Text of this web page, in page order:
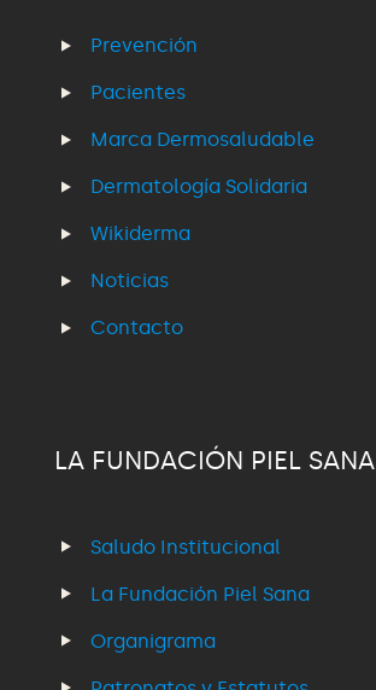
Prevención
Pacientes
Marca Dermosaludable
Dermatología Solidaria
Wikiderma
Noticias
Contacto
LA FUNDACIÓN PIEL SANA
Saludo Institucional
La Fundación Piel Sana
Organigrama